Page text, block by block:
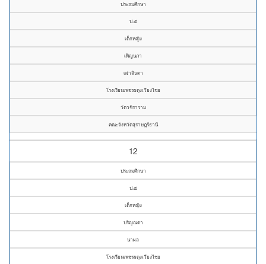
ประถมศึกษา
ป.๕
เด็กหญิง
เพ็ญนภา
เผ่าจินดา
โรงเรียนเพชรผดุงเวียงไชย
วัดวชิราราม
คณะจังหวัดสุราษฎร์ธานี
12
ประถมศึกษา
ป.๕
เด็กหญิง
ปริญณดา
นาผล
โรงเรียนเพชรผดุงเวียงไชย